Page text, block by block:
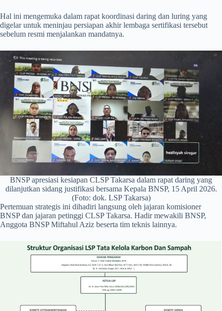
Hal ini mengemuka dalam rapat koordinasi daring dan luring yang
digelar untuk meninjau persiapan akhir lembaga sertifikasi tersebut
sebelum resmi menjalankan mandatnya.
BNSP apresiasi kesiapan CLSP Takarsa dalam rapat daring yang
dilanjutkan sidang justifikasi bersama Kepala BNSP, 15 April 2026.
(Foto: dok. LSP Takarsa)
Pertemuan strategis ini dihadiri langsung oleh jajaran komisioner
BNSP dan jajaran petinggi CLSP Takarsa. Hadir mewakili BNSP,
Anggota BNSP Miftahul Aziz beserta tim teknis lainnya.